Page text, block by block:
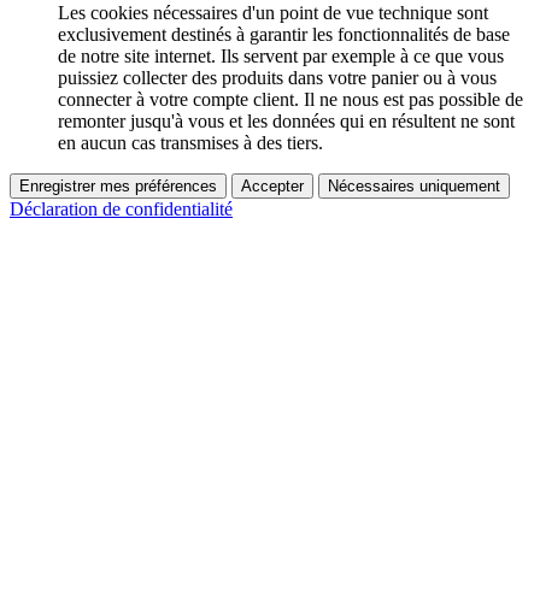
Les cookies nécessaires d'un point de vue technique sont
exclusivement destinés à garantir les fonctionnalités de base
de notre site internet. Ils servent par exemple à ce que vous
puissiez collecter des produits dans votre panier ou à vous
connecter à votre compte client. Il ne nous est pas possible de
remonter jusqu'à vous et les données qui en résultent ne sont
en aucun cas transmises à des tiers.
Enregistrer mes préférences Accepter Nécessaires uniquement
Déclaration de confidentialité